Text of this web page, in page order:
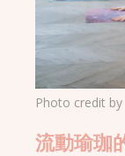
Photo credit
流動瑜珈